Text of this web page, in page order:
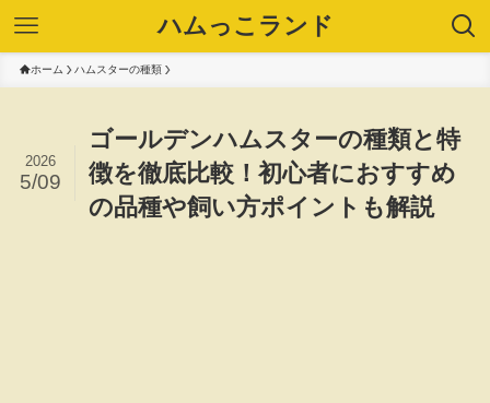
ハムっこランド
ホーム ハムスターの種類
ゴールデンハムスターの種類と特
徴を徹底比較！初心者におすすめ
の品種や飼い方ポイントも解説
2026
5/09